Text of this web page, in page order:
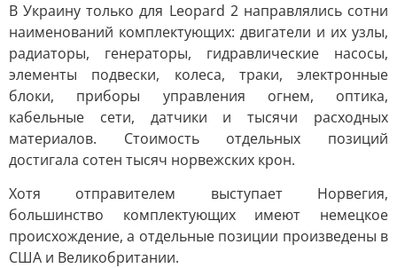
В Украину только для Leopard 2 направлялись сотни
наименований комплектующих: двигатели и их узлы,
радиаторы, генераторы, гидравлические насосы,
элементы подвески, колеса, траки, электронные
блоки, приборы управления огнем, оптика,
кабельные сети, датчики и тысячи расходных
материалов. Стоимость отдельных позиций
достигала сотен тысяч норвежских крон.
Хотя отправителем выступает Норвегия,
большинство комплектующих имеют немецкое
происхождение, а отдельные позиции произведены в
США и Великобритании.